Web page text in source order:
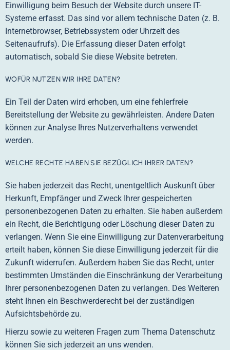
Einwilligung beim Besuch der Website durch unsere IT-
Systeme erfasst. Das sind vor allem technische Daten (z. B.
Internetbrowser, Betriebssystem oder Uhrzeit des
Seitenaufrufs). Die Erfassung dieser Daten erfolgt
automatisch, sobald Sie diese Website betreten.
WOFÜR NUTZEN WIR IHRE DATEN?
Ein Teil der Daten wird erhoben, um eine fehlerfreie
Bereitstellung der Website zu gewährleisten. Andere Daten
können zur Analyse Ihres Nutzerverhaltens verwendet
werden.
WELCHE RECHTE HABEN SIE BEZÜGLICH IHRER DATEN?
Sie haben jederzeit das Recht, unentgeltlich Auskunft über
Herkunft, Empfänger und Zweck Ihrer gespeicherten
personenbezogenen Daten zu erhalten. Sie haben außerdem
ein Recht, die Berichtigung oder Löschung dieser Daten zu
verlangen. Wenn Sie eine Einwilligung zur Datenverarbeitung
erteilt haben, können Sie diese Einwilligung jederzeit für die
Zukunft widerrufen. Außerdem haben Sie das Recht, unter
bestimmten Umständen die Einschränkung der Verarbeitung
Ihrer personenbezogenen Daten zu verlangen. Des Weiteren
steht Ihnen ein Beschwerderecht bei der zuständigen
Aufsichtsbehörde zu.
Hierzu sowie zu weiteren Fragen zum Thema Datenschutz
können Sie sich jederzeit an uns wenden.